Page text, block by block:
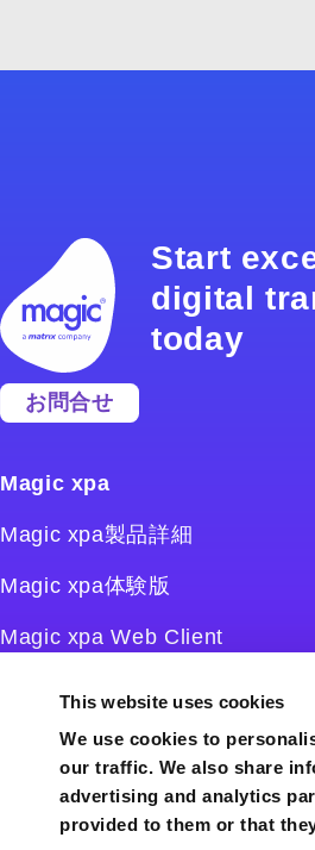
This website uses cookies
We use cookies to
our traffic. We also share
advertising and analytics
provided to them or that
Start
digital
today
お問合せ
Magic xpa
Magic xpa製品詳細
Magic xpa体験版
Magic xpa Web Client
ユーザー登録/ライセンス発